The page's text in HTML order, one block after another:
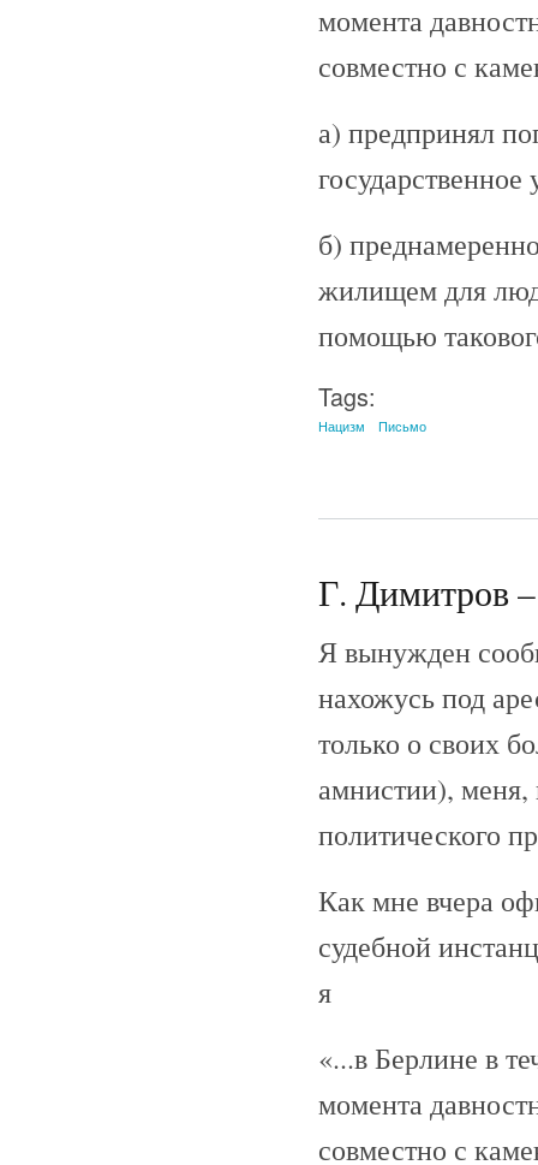
момента
совместно с
а) предпринял
б)
жилищем для
помощью
Tags:
Нацизм Письмо
Г. Димитров
Я вынужден
нахожусь под
только о своих
амнистии),
политического
Как мне вчера
судебной
я
«...в Берлине в
момента
совместно с